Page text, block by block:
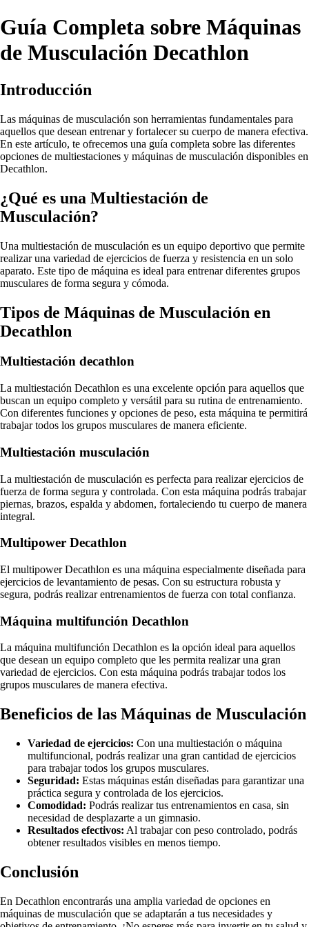
Guía Completa sobre Máquinas
de Musculación Decathlon
Introducción
Las máquinas de musculación son herramientas fundamentales para
aquellos que desean entrenar y fortalecer su cuerpo de manera efectiva.
En este artículo, te ofrecemos una guía completa sobre las diferentes
opciones de multiestaciones y máquinas de musculación disponibles en
Decathlon.
¿Qué es una Multiestación de
Musculación?
Una multiestación de musculación es un equipo deportivo que permite
realizar una variedad de ejercicios de fuerza y resistencia en un solo
aparato. Este tipo de máquina es ideal para entrenar diferentes grupos
musculares de forma segura y cómoda.
Tipos de Máquinas de Musculación en
Decathlon
Multiestación decathlon
La multiestación Decathlon es una excelente opción para aquellos que
buscan un equipo completo y versátil para su rutina de entrenamiento.
Con diferentes funciones y opciones de peso, esta máquina te permitirá
trabajar todos los grupos musculares de manera eficiente.
Multiestación musculación
La multiestación de musculación es perfecta para realizar ejercicios de
fuerza de forma segura y controlada. Con esta máquina podrás trabajar
piernas, brazos, espalda y abdomen, fortaleciendo tu cuerpo de manera
integral.
Multipower Decathlon
El multipower Decathlon es una máquina especialmente diseñada para
ejercicios de levantamiento de pesas. Con su estructura robusta y
segura, podrás realizar entrenamientos de fuerza con total confianza.
Máquina multifunción Decathlon
La máquina multifunción Decathlon es la opción ideal para aquellos
que desean un equipo completo que les permita realizar una gran
variedad de ejercicios. Con esta máquina podrás trabajar todos los
grupos musculares de manera efectiva.
Beneficios de las Máquinas de Musculación
Variedad de ejercicios: Con una multiestación o máquina
multifuncional, podrás realizar una gran cantidad de ejercicios
para trabajar todos los grupos musculares.
Seguridad: Estas máquinas están diseñadas para garantizar una
práctica segura y controlada de los ejercicios.
Comodidad: Podrás realizar tus entrenamientos en casa, sin
necesidad de desplazarte a un gimnasio.
Resultados efectivos: Al trabajar con peso controlado, podrás
obtener resultados visibles en menos tiempo.
Conclusión
En Decathlon encontrarás una amplia variedad de opciones en
máquinas de musculación que se adaptarán a tus necesidades y